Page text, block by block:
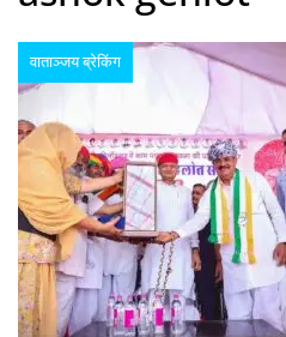
वाताञ्जय ब्रेकिंग